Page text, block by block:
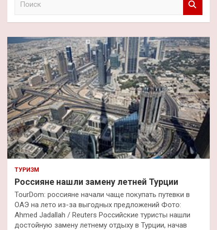
к
ТУРИЗМ
Россияне нашли замену летней Турции
TourDom: россияне начали чаще покупать путевки в
ОАЭ на лето из-за выгодных предложений Фото:
Ahmed Jadallah / Reuters Российские туристы нашли
достойную замену летнему отдыху в Турции, начав